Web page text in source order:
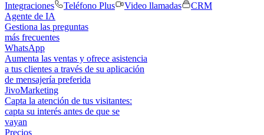
Integraciones
Teléfono Plus Video llamadas
CRM
Agente de IA
Gestiona las preguntas
más frecuentes
WhatsApp
Aumenta las ventas y ofrece asistencia
a tus clientes a través de su aplicación
de mensajería preferida
JivoMarketing
Capta la atención de tus visitantes:
capta su interés antes de que se
vayan
Precios